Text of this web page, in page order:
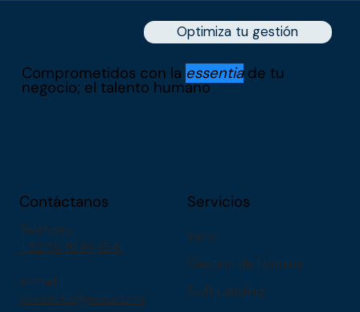
Optimiza tu gestión
Comprometidos con la essentiade tu
negocio; el talento humano
Servicios
Inicio
Gestión de Nómina
Soft Landing
Contáctanos
Teléfono:
+52 56 1049 1541
e-mail:
contacto@essad.mx